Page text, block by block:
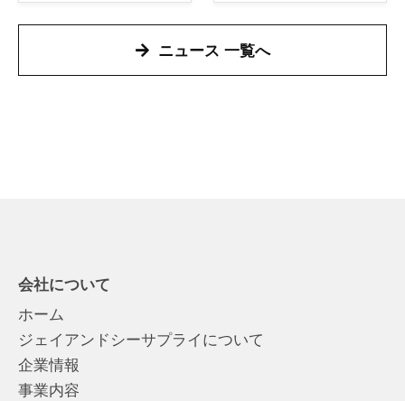
ニュース 一覧へ
会社について
ホーム
ジェイアンドシーサプライについて
企業情報
事業内容